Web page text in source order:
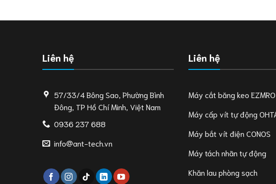
Liên hệ
57/33/4 Bông Sao, Phường Bình
Đông, TP Hồ Chí Minh, Việt Nam
0936 237 688
info@ant-tech.vn
Liên hệ
Máy cắt băng keo EZMRO
Máy cấp vít tự động
Máy bắt vít điện CONOS
Máy tách nhãn tự động
Khăn lau phòng sạch